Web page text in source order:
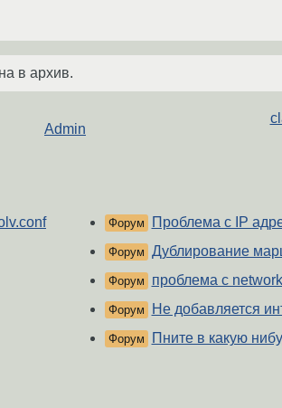
в архив.
Admin
Форум Проблема с IP
Форум Дублирование
Форум проблема с
Форум Не добавляется
Форум Пните в какую